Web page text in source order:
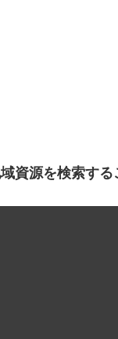
資源を検索する